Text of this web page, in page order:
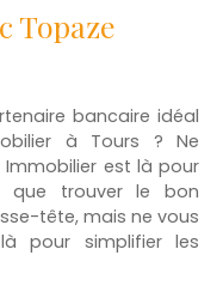
Topaze
bancaire idéal
à Tours ? Ne
Immobilier est là pour
que trouver le bon
tête, mais ne vous
pour simplifier les